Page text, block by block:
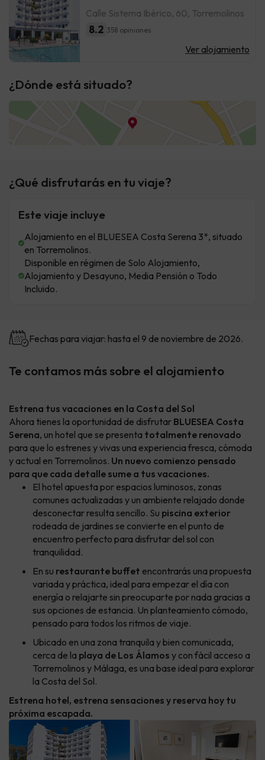
Calle Sistema Ibérico, 60, Torremolinos
8.2 358 opiniones
Ver alojamiento
¿Dónde está situado?
¿Qué disfrutarás en tu viaje?
Este viaje incluye
Alojamiento en el BLUESEA Costa Serena 3*, situado
en Torremolinos.
Disponible en régimen de Solo Alojamiento,
Alojamiento y Desayuno, Media Pensión o Todo
Incluido.
Fechas para viajar: hasta el 9 de noviembre de 2026.
Te contamos más sobre el alojamiento
Estrena tus vacaciones en la Costa del Sol
Ahora tienes la oportunidad de disfrutar BLUESEA Costa
Serena, un hotel que se presenta totalmente renovado
para que lo estrenes y vivas una experiencia fresca, cómoda
y actual en Torremolinos. Un nuevo comienzo pensado
para que cada detalle sume a tus vacaciones.
El hotel apuesta por espacios luminosos, zonas
comunes actualizadas y un ambiente relajado donde
desconectar resulta sencillo. Su piscina exterior
rodeada de jardines se convierte en el punto de
encuentro perfecto para disfrutar del sol con
tranquilidad.
En su restaurante buffet encontrarás una propuesta
variada y práctica, ideal para empezar el día con
energía o relajarte sin preocuparte por nada gracias a
sus opciones de estancia. Un planteamiento cómodo,
pensado para todos los ritmos de viaje.
Ubicado en una zona tranquila y bien comunicada,
cerca de la playa de Los Álamos y con fácil acceso a
Torremolinos y Málaga, es una base ideal para explorar
la Costa del Sol.
Estrena hotel, estrena sensaciones y reserva hoy tu
próxima escapada.